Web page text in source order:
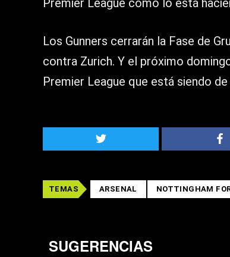
Premier League como lo está
Los Gunners cerrarán la Fase de
contra Zurich. Y el próximo
Premier League que está siendo de
TEMAS ARSENAL NOTTINGHAM
SUGERENCIAS